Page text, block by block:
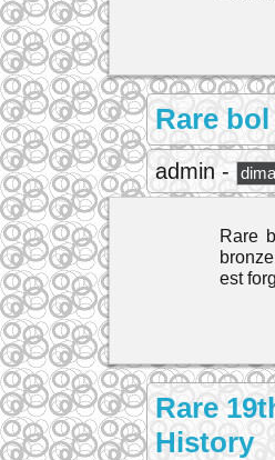
Rare
admin -
Rare
est
Rare
History